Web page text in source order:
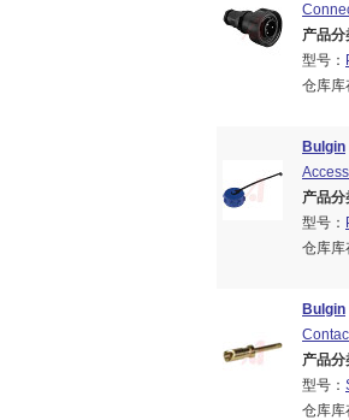
产品
型号：
仓库库
Bulgin
产品
型号：
仓库库
Bulgin
产品
型号：
仓库库